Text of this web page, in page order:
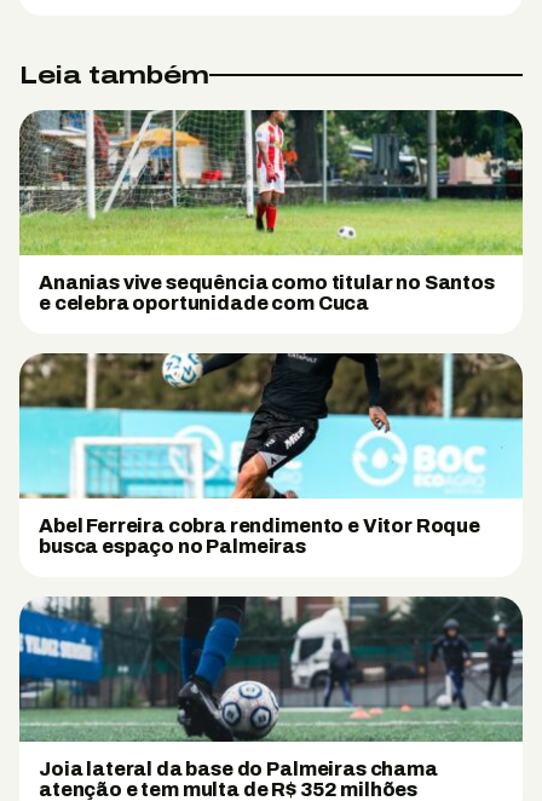
Leia também
Ananias vive sequência como titular no Santos
e celebra oportunidade com Cuca
Abel Ferreira cobra rendimento e Vitor Roque
busca espaço no Palmeiras
Joia lateral da base do Palmeiras chama
atenção e tem multa de R$ 352 milhões